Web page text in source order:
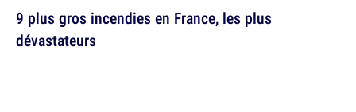
9 plus gros incendies en France, les plus
dévastateurs